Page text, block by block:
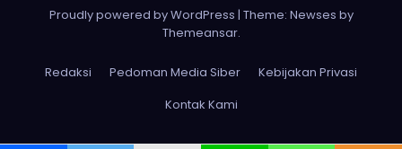
Proudly powered by WordPress | Theme: Newses by
Themeansar.
Redaksi Pedoman Media Siber
Kebijakan Privasi
Kontak Kami